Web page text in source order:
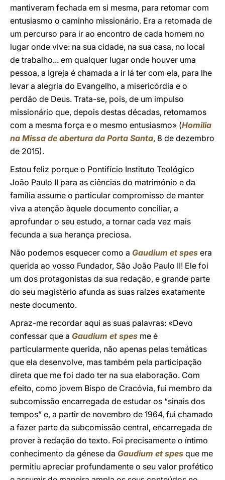
mantiveram fechada em si mesma, para retomar com
entusiasmo o caminho missionário. Era a retomada de
um percurso para ir ao encontro de cada homem no
lugar onde vive: na sua cidade, na sua casa, no local
de trabalho... em qualquer lugar onde houver uma
pessoa, a Igreja é chamada a ir lá ter com ela, para lhe
levar a alegria do Evangelho, a misericórdia e o
perdão de Deus. Trata-se, pois, de um impulso
missionário que, depois destas décadas, retomamos
com a mesma força e o mesmo entusiasmo» (Homilia
na Missa de abertura da Porta Santa, 8 de dezembro
de 2015).
Estou feliz porque o Pontifício Instituto Teológico
João Paulo II para as ciências do matrimónio e da
família assume o particular compromisso de manter
viva a atenção àquele documento conciliar, a
aprofundar o seu estudo, a tornar cada vez mais
fecunda a sua herança preciosa.
Não podemos esquecer como a Gaudium et spes era
querida ao vosso Fundador, São João Paulo II! Ele foi
um dos protagonistas da sua redação, e grande parte
do seu magistério afunda as suas raízes exatamente
neste documento.
Apraz-me recordar aqui as suas palavras: «Devo
confessar que a Gaudium et spes me é
particularmente querida, não apenas pelas temáticas
que ela desenvolve, mas também pela participação
direta que me foi dado ter na sua elaboração. Com
efeito, como jovem Bispo de Cracóvia, fui membro da
subcomissão encarregada de estudar os “sinais dos
tempos” e, a partir de novembro de 1964, fui chamado
a fazer parte da subcomissão central, encarregada de
prover à redação do texto. Foi precisamente o íntimo
conhecimento da génese da Gaudium et spes que me
permitiu apreciar profundamente o seu valor profético